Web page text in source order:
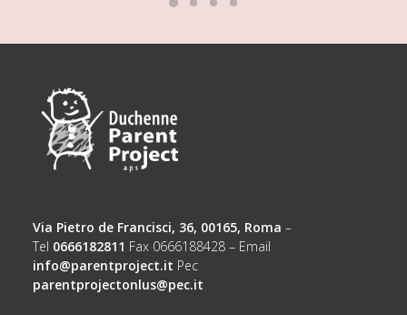
Via Pietro de Francisci, 36, 00165, Roma –
Tel 0666182811 Fax 0666188428 – Email
info@parentproject.it Pec
parentprojectonlus@pec.it